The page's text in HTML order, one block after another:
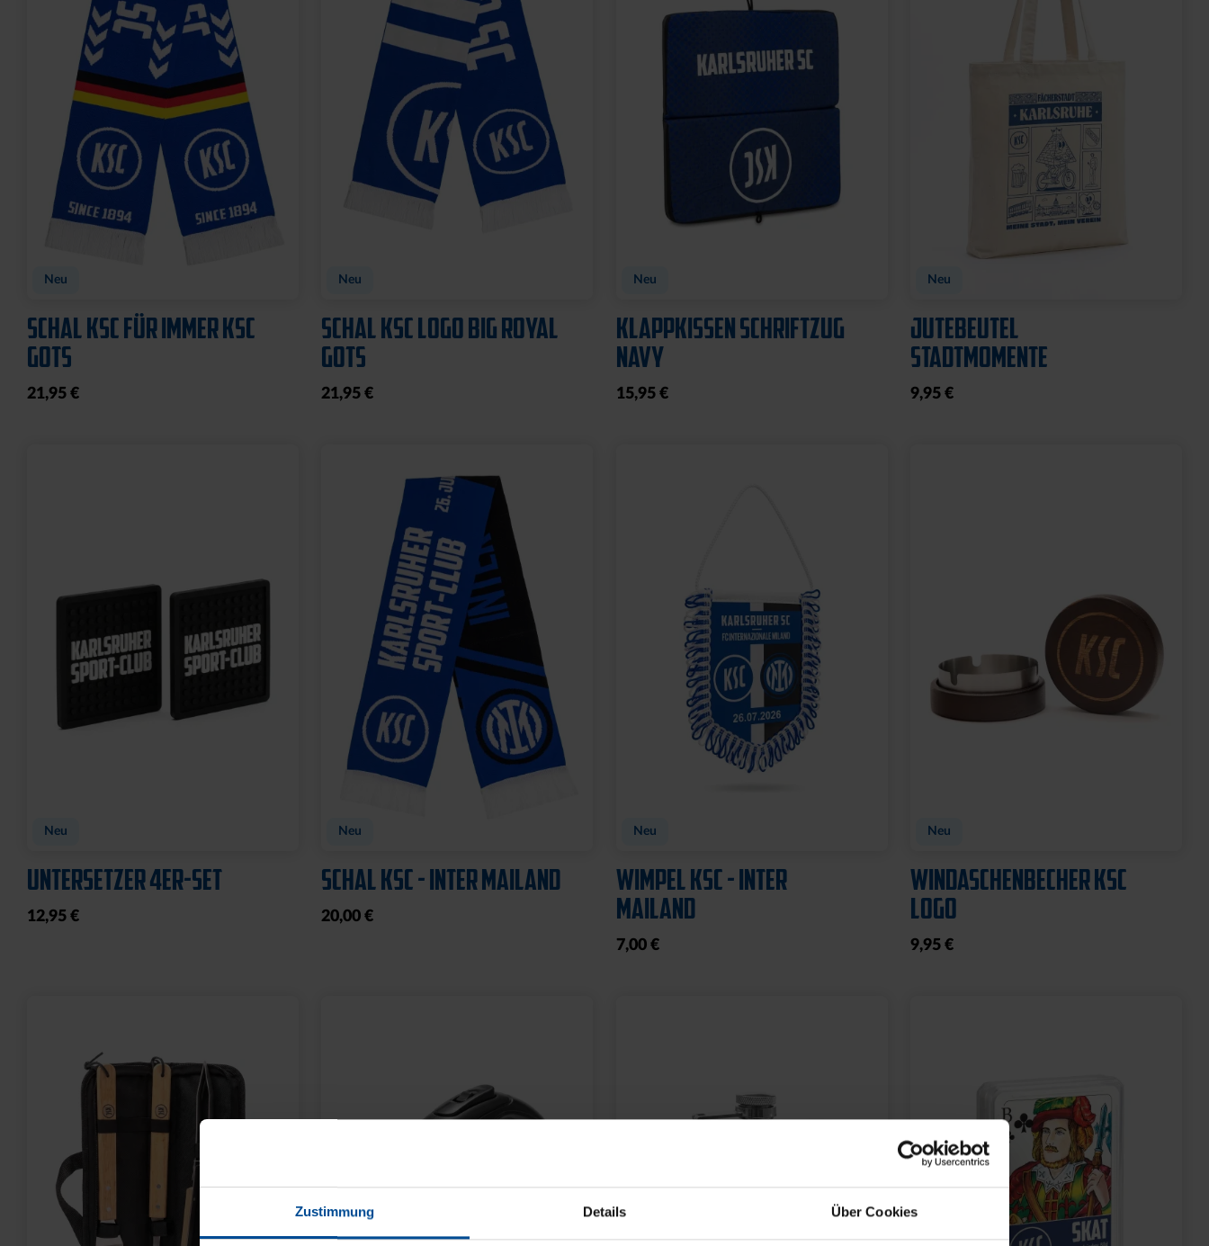
Zustimmung Details Über Cookies
Neu
SCHAL KSC FÜR IMMER KSC
GOTS
21,95 €
Neu
SCHAL KSC LOGO BIG ROYAL
GOTS
21,95 €
Neu
KLAPPKISSEN SCHRIFTZUG
NAVY
15,95 €
Neu
JUTEBEUTEL
STADTMOMENTE
9,95 €
Neu
UNTERSETZER 4ER-SET
12,95 €
Neu
SCHAL KSC - INTER MAILAND
20,00 €
Neu
WIMPEL KSC - INTER
MAILAND
7,00 €
Neu
WINDASCHENBECHER KSC
LOGO
9,95 €